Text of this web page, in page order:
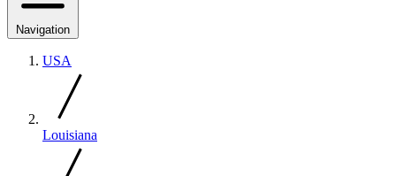
Navigation
USA
Louisiana